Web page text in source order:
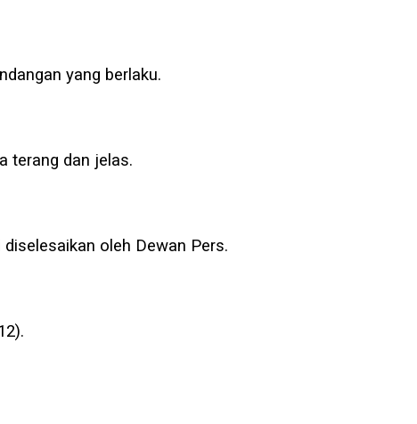
yang berlaku.
terang dan jelas.
oleh Dewan Pers.